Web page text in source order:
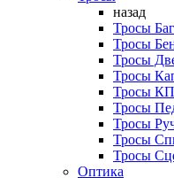
назад
Тросы
Тросы
Тросы
Тросы
Тросы
Тросы
Тросы
Тросы
Тросы
Оптика